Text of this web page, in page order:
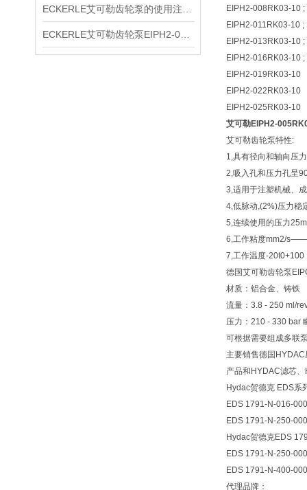
EIPH2-008RK03-10
EIPH2-011RK03-10
EIPH2-013RK03-10
EIPH2-016RK03-10
EIPH2-019RK03-10
EIPH2-022RK03-10
EIPH2-025RK03-10
艾可勒EIPH2-
艾可勒齿轮泵特性:
1,具有径向和轴向压
2,吸入孔和压力孔呈
3,适用于注塑机械、
4,低脉动,(2%)压力稳
5,连续使用的压力
6,工作粘度mm2/
7,工作温度-20t0+100
德国艾可勒齿轮泵
材质：铝合金、铸铁
流量：3.8 - 250 ml/
压力：210 - 330 bar
可根据需要组成多联
主要销售德国
产品和HYDAC滤芯
Hydac贺德克 EDS系
EDS 1791-N-016-
EDS 1791-N-250-
Hydac贺德克EDS
EDS 1791-N-250-
EDS 1791-N-400-
代理品牌：